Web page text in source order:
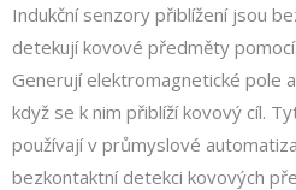
Indukční senzory přiblížení jsou
detekují kovové předměty
Generují elektromagnetické pole
když se k nim přiblíží kovový cíl.
používají v průmyslové
bezkontaktní detekci kovových